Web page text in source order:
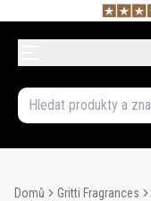
Domů Gritti Fragrances